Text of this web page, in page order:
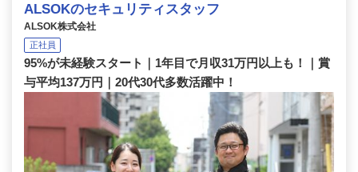
ALSOKのセキュリティスタッフ
ALSOK株式会社
正社員
95%が未経験スタート｜1年目で月収31万円以上も！｜賞
与平均137万円｜20代30代多数活躍中！